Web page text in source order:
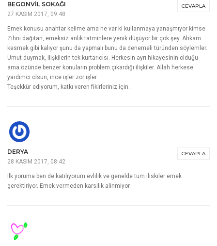
CEVAPLA
BEGONVIL SOKAĞI
27 KASIM 2017, 09:48
Emek konusu anahtar kelime ama ne var ki kullanmaya yanaşmıyor kimse.
Zihni dağıtan, emeksiz anlık tatminlere yenik düşüyor bir çok şey. Ahkam
kesmek gibi kalıyor şunu da yapmalı bunu da denemeli türünden söylemler.
Umut duymak, ilişkilerin tek kurtarıcısı. Herkesin ayrı hikayesinin olduğu
ama özünde benzer konuların problem çıkardığı ilişkiler. Allah herkese
yardımcı olsun, ince işler zor işler.
Teşekkür ediyorum, katkı veren fikirleriniz için.
CEVAPLA
DERYA
28 KASIM 2017, 08:42
Ilk yoruma ben de katiliyorum evlilik ve genelde tüm iliskiler emek
gerektiriyor. Emek vermeden karsilik alinmiyor.